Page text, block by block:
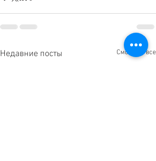
Недавние посты Смотреть все